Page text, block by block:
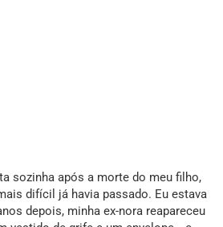
sozinha após a morte do meu filho,
difícil já havia passado. Eu estava
depois, minha ex-nora reapareceu